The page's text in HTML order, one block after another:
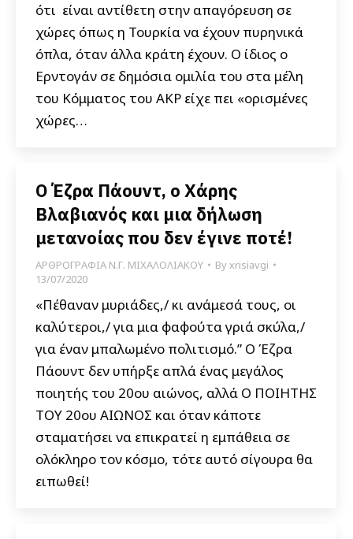
ότι είναι αντίθετη στην απαγόρευση σε
χώρες όπως η Τουρκία να έχουν πυρηνικά
όπλα, όταν άλλα κράτη έχουν. Ο ίδιος ο
Ερντογάν σε δημόσια ομιλία του στα μέλη
του Κόμματος του ΑΚΡ είχε πει «ορισμένες
χώρες…
Ο Έζρα Πάουντ, ο Χάρης
Βλαβιανός και μια δήλωση
μετανοίας που δεν έγινε ποτέ!
ΑΡΘΡΟΓΡΑΦΙΑ Ν.Γ. ΜΙΧΑΛΟΛΙΑΚΟΥ Byxrisiavgi
13/07/2020
«Πέθαναν μυριάδες,/ κι ανάμεσά τους, οι
καλύτεροι,/ για μια φαφούτα γριά σκύλα,/
για έναν μπαλωμένο πολιτισμό.” Ο Έζρα
Πάουντ δεν υπήρξε απλά ένας μεγάλος
ποιητής του 20ου αιώνος, αλλά Ο ΠΟΙΗΤΗΣ
ΤΟΥ 20ου ΑΙΩΝΟΣ και όταν κάποτε
σταματήσει να επικρατεί η εμπάθεια σε
ολόκληρο τον κόσμο, τότε αυτό σίγουρα θα
ειπωθεί!